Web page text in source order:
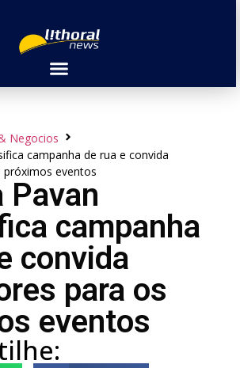
Negocios
campanha de rua e convida
eventos
Pavan
campanha
convida
para os
eventos